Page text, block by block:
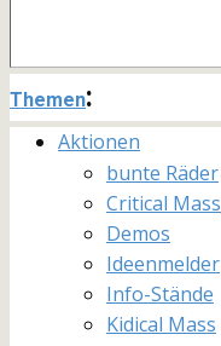
Themen:
Aktionen
bunte Räder
Critical Mass
Demos
Ideenmelder
Info-Stände
Kidical Mass